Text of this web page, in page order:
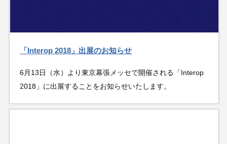
「Interop 2018」出展のお知らせ
6月13日（水）より東京幕張メッセで開催される「Interop
2018」に出展することをお知らせいたします。